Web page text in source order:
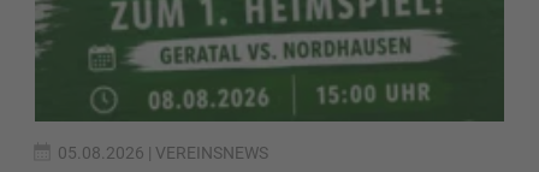
05.08.2026 | VEREINSNEWS